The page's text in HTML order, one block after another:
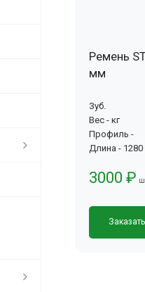
Ремень
мм
Зуб.
Вес - кг
Профиль -
Длина -
3000 ₽
Заказать